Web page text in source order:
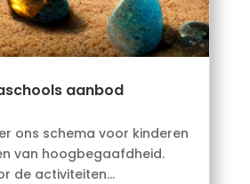
aanbod
ons schema voor kinderen
van hoogbegaafdheid.
de activiteiten...